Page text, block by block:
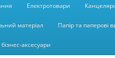
Електротовари
матеріал Папір та паперові
аксесуари